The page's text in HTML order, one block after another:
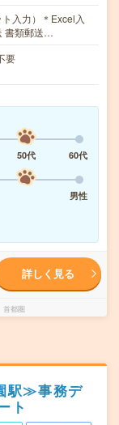
入力）＊Excel入
書類郵送…
要
50代
60代
男性
詳しく見る
都圏
駅≫事務デ
ト